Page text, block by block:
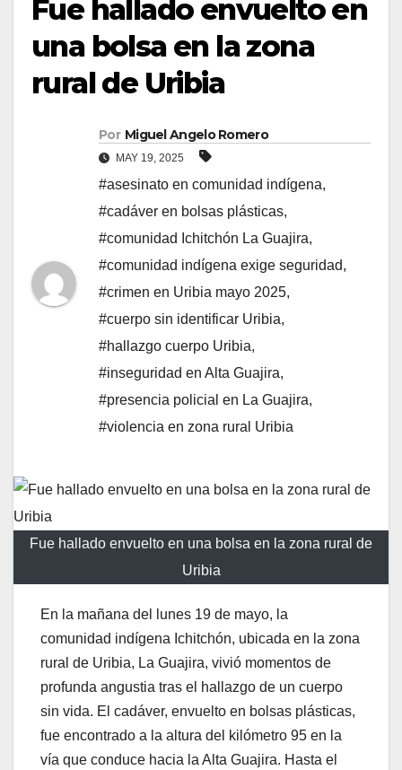
Fue hallado envuelto en
una bolsa en la zona
rural de Uribia
Por Miguel Angelo Romero
MAY 19, 2025
#asesinato en comunidad indígena,
#cadáver en bolsas plásticas,
#comunidad Ichitchón La Guajira,
#comunidad indígena exige seguridad,
#crimen en Uribia mayo 2025,
#cuerpo sin identificar Uribia,
#hallazgo cuerpo Uribia,
#inseguridad en Alta Guajira,
#presencia policial en La Guajira,
#violencia en zona rural Uribia
Fue hallado envuelto en una bolsa en la zona rural de
Uribia
En la mañana del lunes 19 de mayo, la
comunidad indígena Ichitchón, ubicada en la zona
rural de Uribia, La Guajira, vivió momentos de
profunda angustia tras el hallazgo de un cuerpo
sin vida. El cadáver, envuelto en bolsas plásticas,
fue encontrado a la altura del kilómetro 95 en la
vía que conduce hacia la Alta Guajira. Hasta el